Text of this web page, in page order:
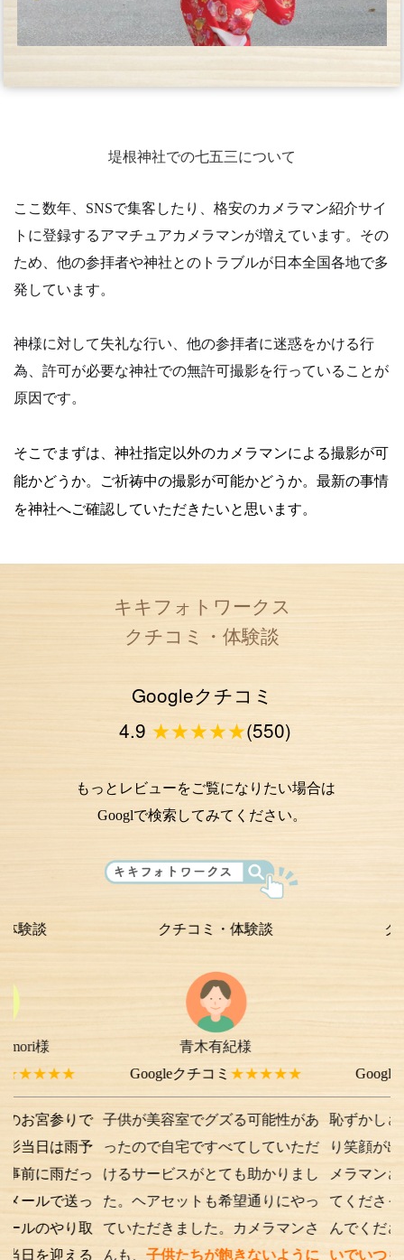
堤根神社での七五三について
ここ数年、SNSで集客したり、格安のカメラマン紹介サイ
トに登録するアマチュアカメラマンが増えています。その
ため、他の参拝者や神社とのトラブルが日本全国各地で多
発しています。
神様に対して失礼な行い、他の参拝者に迷惑をかける行
為、許可が必要な神社での無許可撮影を行っていることが
原因です。
そこでまずは、神社指定以外のカメラマンによる撮影が可
能かどうか。 ご祈祷中の撮影が可能かどうか。 最新の事情
を神社へご確認していただきたいと思います。
キキフォトワークス
クチコミ・体験談
Googleクチコミ
4.9 ★★★★★(550)
もっとレビューをご覧になりたい場合は
Googlで検索してみてください。
りで
雨予
だっ
送っ
り取
える
クチコミ・体験談
青木有紀様
Googleクチコミ★★★★★
子供が美容室でグズる可能性があ
ったので自宅ですべてしていただ
けるサービスがとても助かりまし
た。ヘアセットも希望通りにやっ
ていただきました。カメラマンさ
んも、子供たちが飽きないように
クチコミ
Googleクチコミ
恥ずかしさから最
り笑顔が出ない子
メラマンさんが根
てくださったり落
んでくださったり、
いでいつもの笑顔